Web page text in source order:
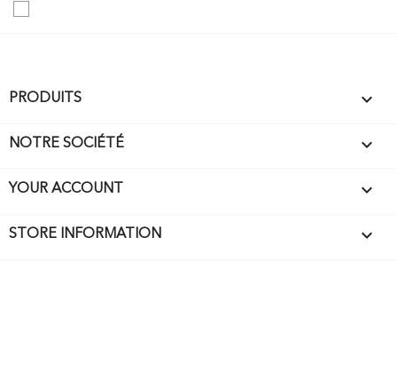
PRODUITS 
NOTRE SOCIÉTÉ 
YOUR ACCOUNT 
STORE INFORMATION keyboard_arrow_down